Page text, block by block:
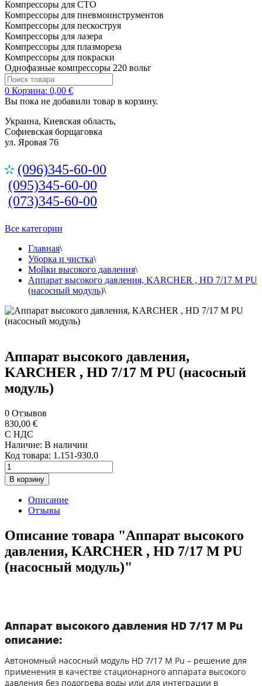
Компрессоры для СТО
Компрессоры для пневмоинструментов
Компрессоры для пескоструя
Компрессоры для лазера
Компрессоры для плазмореза
Компрессоры для покраски
Однофазные компрессоры 220 вольт
0 Корзина: 0,00 €
Вы пока не добавили товар в корзину.
Украина, Киевская область,
Софиевская борщаговка
ул. Яровая 76
(096)345-60-00
(095)345-60-00
(073)345-60-00
Все категории
Главная\
Уборка и чистка\
Мойки высокого давления\
Аппарат высокого давления, KARCHER , HD 7/17 M PU
(насосный модуль)\
Аппарат высокого давления,
KARCHER , HD 7/17 M PU (насосный
модуль)
0 Отзывов
830,00 €
С НДС
Наличие: В наличии
Код товара: 1.151-930.0
В корзину
Описание
Отзывы
Описание товара "Аппарат высокого
давления, KARCHER , HD 7/17 M PU
(насосный модуль)"
Аппарат высокого давления HD 7/17 M Pu
описание:
Автономный насосный модуль HD 7/17 M Pu – решение для
применения в качестве стационарного аппарата высокого
давления без подогрева воды или для интеграции в